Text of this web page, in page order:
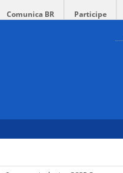
Comunica BR Participe